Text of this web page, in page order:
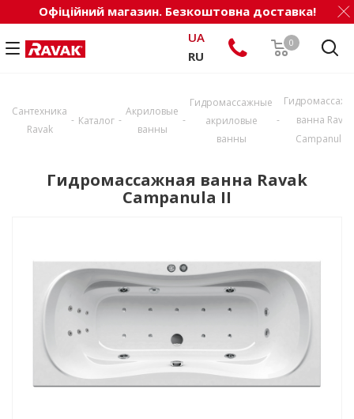
Офіційний магазин. Безкоштовна доставка!
0
UA
RU
Сантехника
Ravak
- Каталог -
Акриловые
ванны
-
Гидромассажные
акриловые
ванны
-
ванна Ravak
Campanula II
Гидромассажная ванна Ravak
Campanula II